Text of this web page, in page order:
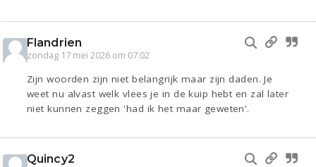
Flandrien
zondag 17 mei 2026 om 07:02
Zijn woorden zijn niet belangrijk maar zijn daden. Je
weet nu alvast welk vlees je in de kuip hebt en zal later
niet kunnen zeggen 'had ik het maar geweten'.
Quincy2